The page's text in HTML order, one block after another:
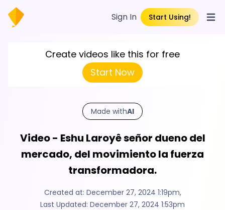
Sign In Start Using!
Create videos like this for free
Start Now
Made withAI
Video - Eshu Laroyê señor dueno del
mercado, del movimiento la fuerza
transformadora.
Created at: December 27, 2024 1:19pm,
Last Updated: December 27, 2024 1:53pm